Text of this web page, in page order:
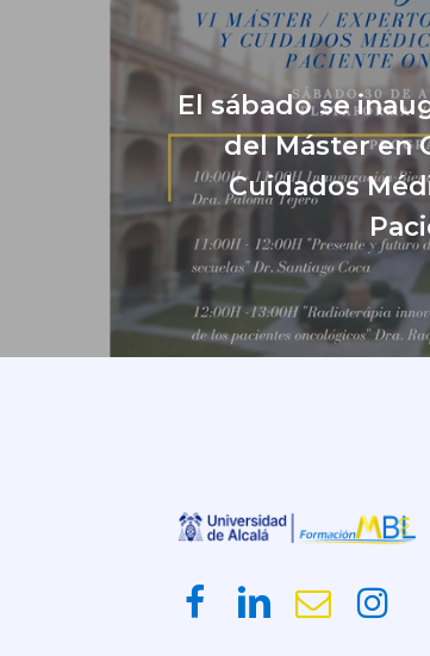
El sábado se
del Máster en
Cuidados